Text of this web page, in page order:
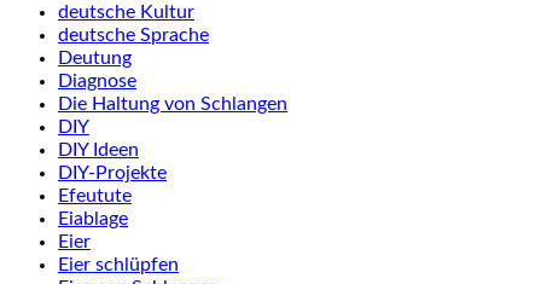
deutsche Kultur
deutsche Sprache
Deutung
Diagnose
Die Haltung von Schlangen
DIY
DIY Ideen
DIY-Projekte
Efeutute
Eiablage
Eier
Eier schlüpfen